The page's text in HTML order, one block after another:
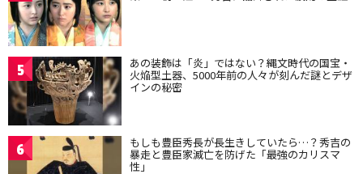
5 あの装飾は「炎」ではない？縄文時代の国宝・
火焔型土器、5000年前の人々が刻んだ謎とデザ
インの秘密
6 もしも豊臣秀長が長生きしていたら…？秀吉の
暴走と豊臣家滅亡を防げた「最強のカリスマ
性」